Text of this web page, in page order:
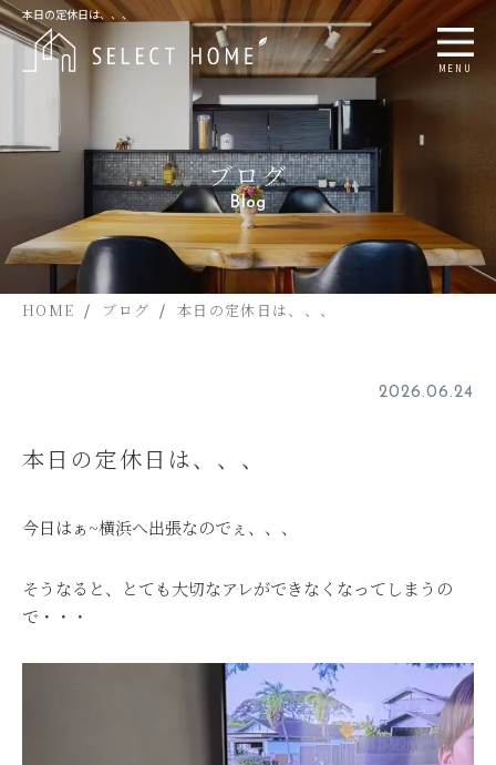
本日の定休日は、、、
MENU
ブログ
Blog
HOME ブログ 本日の定休日は、、、
2026.06.24
本日の定休日は、、、
今日はぁ~横浜へ出張なのでぇ、、、
そうなると、とても大切なアレができなくなってしまうの
で・・・